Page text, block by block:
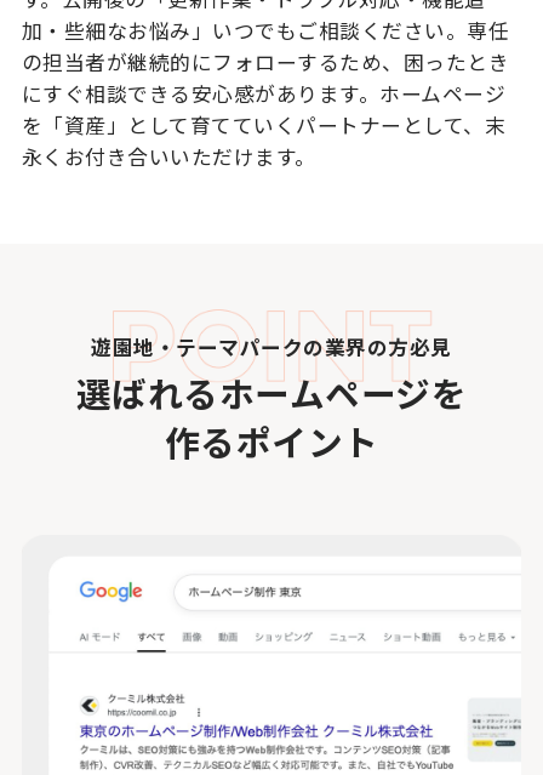
加・些細なお悩み」いつでもご相談ください。専任
の担当者が継続的にフォローするため、困ったとき
にすぐ相談できる安心感があります。ホームページ
を「資産」として育てていくパートナーとして、末
永くお付き合いいただけます。
遊園地・テーマパークの業界の方必見
選ばれるホームページを
作るポイント